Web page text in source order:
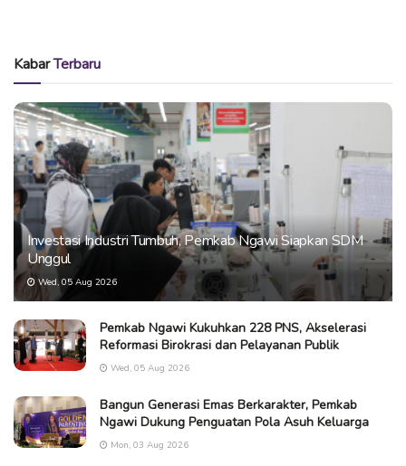
KabarTerbaru
Investasi Industri Tumbuh, Pemkab Ngawi Siapkan SDM
Unggul
Wed, 05 Aug 2026
Pemkab Ngawi Kukuhkan 228 PNS, Akselerasi
Reformasi Birokrasi dan Pelayanan Publik
Wed, 05 Aug 2026
Bangun Generasi Emas Berkarakter, Pemkab
Ngawi Dukung Penguatan Pola Asuh Keluarga
Mon, 03 Aug 2026